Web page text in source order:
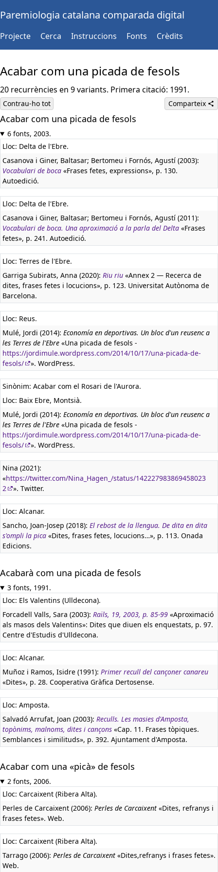
Paremiologia catalana comparada digital
Projecte Cerca Instruccions Fonts Crèdits
Acabar com una picada de fesols
20 recurrències en 9 variants. Primera citació: 1991.
Contrau-ho tot Comparteix
Acabar com una picada de fesols
6 fonts, 2003.
Lloc: Delta de l'Ebre.
Casanova i Giner, Baltasar; Bertomeu i Fornós, Agustí (2003):
Vocabulari de boca «Frases fetes, expressions», p. 130.
Autoedició.
Lloc: Delta de l'Ebre.
Casanova i Giner, Baltasar; Bertomeu i Fornós, Agustí (2011):
Vocabulari de boca. Una aproximació a la parla del Delta «Frases
fetes», p. 241. Autoedició.
Lloc: Terres de l'Ebre.
Garriga Subirats, Anna (2020): Riu riu «Annex 2 — Recerca de
dites, frases fetes i locucions», p. 123. Universitat Autònoma de
Barcelona.
Lloc: Reus.
Mulé, Jordi (2014): Economía en deportivas. Un bloc d'un reusenc a
les Terres de l'Ebre «Una picada de fesols -
https://jordimule.wordpress.com/2014/10/17/una-picada-de-
fesols/
». WordPress.
Sinònim: Acabar com el Rosari de l'Aurora.
Lloc: Baix Ebre, Montsià.
Mulé, Jordi (2014): Economía en deportivas. Un bloc d'un reusenc a
les Terres de l'Ebre «Una picada de fesols -
https://jordimule.wordpress.com/2014/10/17/una-picada-de-
fesols/
». WordPress.
Nina (2021):
«https://twitter.com/Nina_Hagen_/status/142227983869458023
2
». Twitter.
Lloc: Alcanar.
Sancho, Joan-Josep (2018): El rebost de la llengua. De dita en dita
s'ompli la pica «Dites, frases fetes, locucions…», p. 113. Onada
Edicions.
Acabarà com una picada de fesols
3 fonts, 1991.
Lloc: Els Valentins (Ulldecona).
Forcadell Valls, Sara (2003): Raïls, 19, 2003, p. 85-99 «Aproximació
als masos dels Valentins»: Dites que diuen els enquestats, p. 97.
Centre d'Estudis d'Ulldecona.
Lloc: Alcanar.
Muñoz i Ramos, Isidre (1991): Primer recull del cançoner canareu
«Dites», p. 28. Cooperativa Gràfica Dertosense.
Lloc: Amposta.
Salvadó Arrufat, Joan (2003): Reculls. Les masies d'Amposta,
topònims, malnoms, dites i cançons «Cap. 11. Frases tòpiques.
Semblances i similituds», p. 392. Ajuntament d'Amposta.
Acabar com una «picà» de fesols
2 fonts, 2006.
Lloc: Carcaixent (Ribera Alta).
Perles de Carcaixent (2006): Perles de Carcaixent «Dites, refranys i
frases fetes». Web.
Lloc: Carcaixent (Ribera Alta).
Tarrago (2006): Perles de Carcaixent «Dites,refranys i frases fetes».
Web.